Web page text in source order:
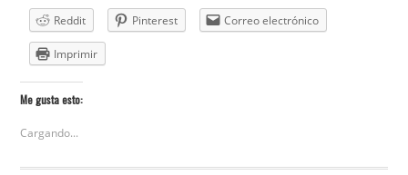
Reddit Pinterest Correo electrónico
Imprimir
Me gusta esto:
Cargando...